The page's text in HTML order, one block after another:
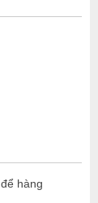
để hàng